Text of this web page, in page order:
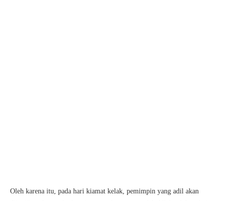
Oleh karena itu, pada hari kiamat kelak, pemimpin yang adil akan